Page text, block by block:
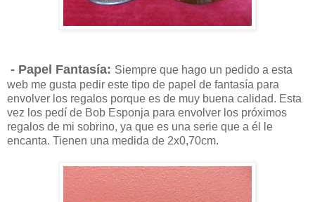
- Papel Fantasía: Siempre que hago un pedido a esta
web me gusta pedir este tipo de papel de fantasía para
envolver los regalos porque es de muy buena calidad. Esta
vez los pedí de Bob Esponja para envolver los próximos
regalos de mi sobrino, ya que es una serie que a él le
encanta. Tienen una medida de 2x0,70cm.